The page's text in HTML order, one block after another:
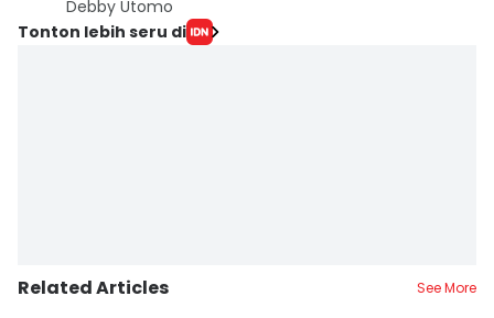
Debby Utomo
Tonton lebih seru di
Related Articles See More